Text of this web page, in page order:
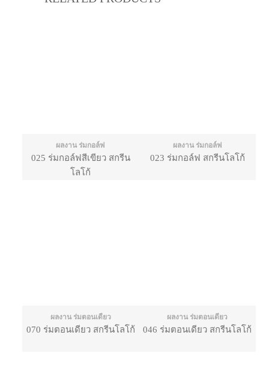
ผลงาน ร่มกอล์ฟ
025 ร่มกอล์ฟสีเขียว สกรีน
โลโก้
ผลงาน ร่มกอล์ฟ
023 ร่มกอล์ฟ สกรีนโลโก้
ผลงาน ร่มตอนเดียว
070 ร่มตอนเดียว สกรีนโลโก้
ผลงาน ร่มตอนเดียว
046 ร่มตอนเดียว สกรีนโลโก้